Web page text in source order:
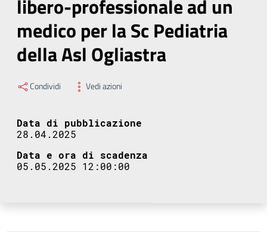
libero-professionale ad un
medico per la Sc Pediatria
della Asl Ogliastra
Condividi Vedi azioni
Data di pubblicazione
28.04.2025
Data e ora di scadenza
05.05.2025 12:00:00